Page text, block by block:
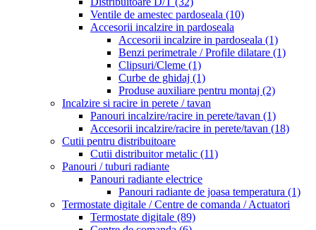
Ventile de amestec pardoseala (10)
Accesorii incalzire in pardoseala
Accesorii incalzire in pardoseala (1)
Benzi perimetrale / Profile dilatare (1)
Clipsuri/Cleme (1)
Curbe de ghidaj (1)
Produse auxiliare pentru montaj (2)
Incalzire si racire in perete / tavan
Panouri incalzire/racire in perete/tavan (1)
Accesorii incalzire/racire in perete/tavan (18)
Cutii pentru distribuitoare
Cutii distribuitor metalic (11)
Panouri / tuburi radiante
Panouri radiante electrice
Panouri radiante de joasa temperatura (1)
Termostate digitale / Centre de comanda / Actuatori
Termostate digitale (89)